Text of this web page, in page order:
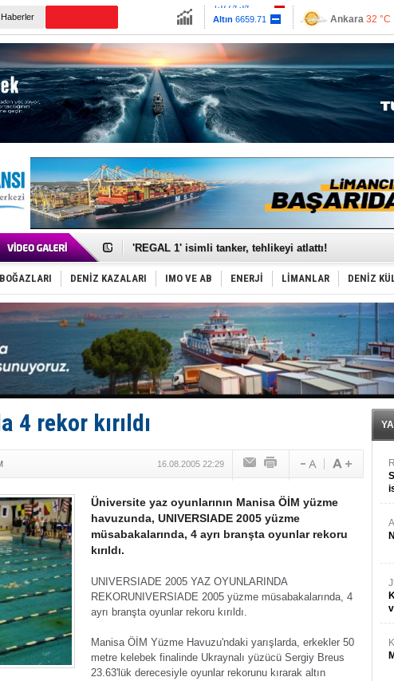
Haberler
Altın 6659.71
Euro55.1258
Ankara 32 °C
Antalya33 °C
Muğla 33 °C
Çanakkale
Makine arızası yapan tanker, güvenli bölgeye çekildi
'REGAL 1' isimli tanker, tehlikeyi atlattı!
Gemide 5 ton kokain yakalandı: Portekiz!
Yakıt barcı filosuna 2 yeni gemi katıldı
Rus İHA’ları, Alman gemisini vurdu!
Karadeniz’deki güvenlik krizi, navluna vuruyor!
Tatil hesabını yosun bozdu, oteller fiyat kırdı
Rusya, gölge filo tankerlerinde lider bayrak
Enejota ticari destek gemisinden süperyata
Denizcilik sektörü, Alsancak Limanı’ndan memnun
Türkiye’den Karadeniz'deki gemicilik faaliyetlerine
‘14. Olympos Regatta’ başlıyor
Taksi Botlar, 50 yıldır Marmaris’in mavi sularında
TÜRKLİM Başkanı Hamdi Erçelik’ten ‘Çözüm
DENİZ KAZALARI IMO VE AB ENERJİ LİMANLAR DENİZ
4 rekor kırıldı
16.08.2005 22:29
Üniversite yaz oyunlarının Manisa ÖİM yüzme
havuzunda, UNIVERSIADE 2005 yüzme
müsabakalarında, 4 ayrı branşta oyunlar rekoru
kırıldı.
UNIVERSIADE 2005 YAZ OYUNLARINDA
REKORUNIVERSIADE 2005 yüzme müsabakalarında, 4
ayrı branşta oyunlar rekoru kırıldı.
Manisa ÖİM Yüzme Havuzu'ndaki yarışlarda, erkekler 50
metre kelebek finalinde Ukraynalı yüzücü Sergiy Breus
23.63'lük derecesiyle oyunlar rekorunu kırarak altın